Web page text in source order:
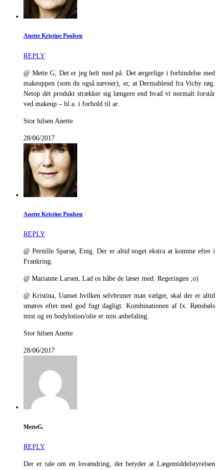
Anette Kristine Poulsen
REPLY
@ Mette G, Det er jeg helt med på. Det ærgerlige i forbindelse med
makeuppen (som du også nævner), er, at Dermablend fra Vichy røg.
Netop dét produkt strækker sig længere end hvad vi normalt forstår
ved makeup – bl.a. i forhold til ar.
Stor hilsen Anette
28/06/2017
Anette Kristine Poulsen
REPLY
@ Pernille Sparsø, Enig. Der er altid noget ekstra at komme efter i
Frankring.
@ Marianne Larsen, Lad os håbe de læser med. Regeringen ;o)
@ Kristina, Uanset hvilken selvbruner man vælger, skal der er altid
smøres efter med god fugt dagligt. Kombinationen af fx. Rønsbøls
mist og en bodylotion/olie er min anbefaling.
Stor hilsen Anette
28/06/2017
MetteG.
REPLY
Der er tale om en lovændring, der betyder at Lægemiddelstyrelsen